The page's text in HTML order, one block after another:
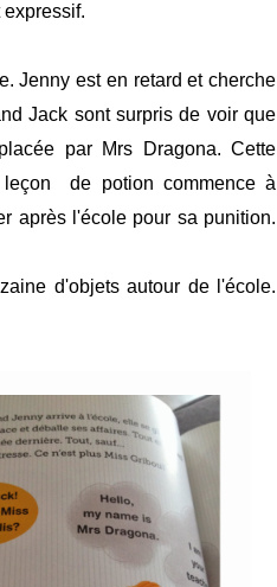
Jenny est en retard et cherche
Jack sont surpris de voir que
par Mrs Dragona. Cette
leçon de potion commence à
après l'école pour sa punition.
d'objets autour de l'école.